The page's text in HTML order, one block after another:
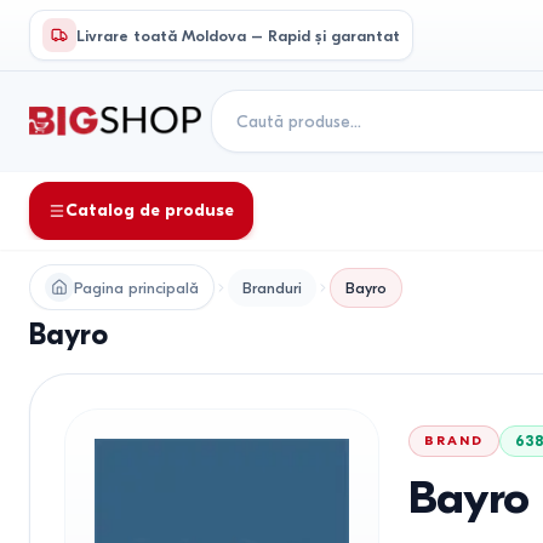
Livrare toată Moldova – Rapid și garantat
Catalog de produse
Pagina principală Branduri Bayro
Bayro
BRAND 638
Bayro